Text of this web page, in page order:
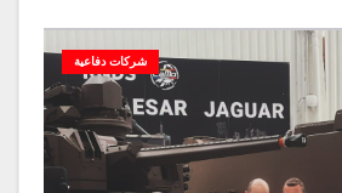
شركات دفاعية